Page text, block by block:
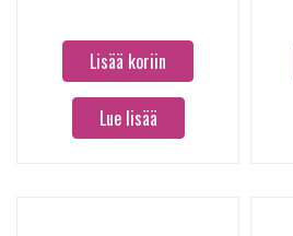
Lisää koriin
Lue lisää